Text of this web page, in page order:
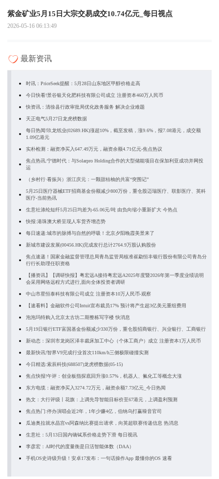
紫金矿业5月15日大宗交易成交10.74亿元_每日视点
2026-05-16 06:13:49
最新资讯
时讯：PriceSeek提醒：5月28日山东地区甲醇价格走高
今日快看!景谷银天化肥科技有限公司成立 注册资本460万人民币
快资讯：清徐县行政审批局优化政务服务 解决企业难题
天正电气5月27日龙虎榜数据
每日热闻!玖龙纸业(02689.HK)涨超10%，截至发稿，涨9.6%，报7.08港元，成交额
1.09亿港元
实朴检测：融资净买入647.49万元，融资余额4.71亿元-焦点热议
焦点热讯:宁德时代：与Solarpro Holding合作的大型储能项目在保加利亚成功并网投
运
（乡村行·看振兴）浙江庆元：一颗甜桔柚的共富“突围记”
5月25日医疗器械ETF招商基金份额减少800万份，重仓股迈瑞医疗、联影医疗、英科
医疗-当前热讯
生意社涤纶短纤5月25日均差为-65.06元/吨 由负向缩小重新扩大 今热点
快报:港珠澳大桥呈现人车货齐增态势
每日速递:城市的脉搏与自然的呼吸！北京夕阳晚霞美景来了
新城市建设发展(00456.HK)完成发行总计2764.9万股认购股份
焦点速递！国家金融监督管理总局青岛监管局核准崔勐恒丰银行股份有限公司青岛分
行行长助理任职资格
【播资讯】【调研快报】粤宏远A接待粤宏远A2025年度暨2026年第一季度业绩说明
会采用网络远程方式进行,面向全体投资者调研
中山市星恒泰科技有限公司成立 注册资本10万人民币-观察
【速看料】金融软件公司Intuit宣布裁员17% 预计将产生超3亿美元重组费用
泡泡玛特购入北京太古坊二期整栋写字楼 快消息
5月19日银行ETF富国基金份额减少330万份，重仓股招商银行、兴业银行、工商银行
新动态：深圳市龙岗区泽丰裁床加工中心（个体工商户）成立 注册资本1万人民币
最新快讯!智界V9完成行业首次110km/h三侧极限碰撞实测
今日精选:索辰科技(688507)龙虎榜数据(05-15)
焦点快报!午评：创业板指探底回升涨0.57%，机器人、氟化工等概念大涨
东方电缆：融资净买入3274.72万元，融资余额7.73亿元_今日热闻
热文：大行评级丨花旗：上调先导智能目标价至67港元，上调盈利预测
焦点热门:停办演唱会近2年，1年少赚4亿，伯纳乌打赢噪音官司
瓜迪奥拉就水晶宫vs阿森纳比赛提出请求，向英超联赛传递信息 热消息
生意社：5月13日国内镝铽系价格走势下滑 每日视讯
李彦宏：AI时代的度量衡是日活智能体数（DAA）
手机OS史诗级升级！安卓17发布：一句话操作App 最懂你的OS 速看